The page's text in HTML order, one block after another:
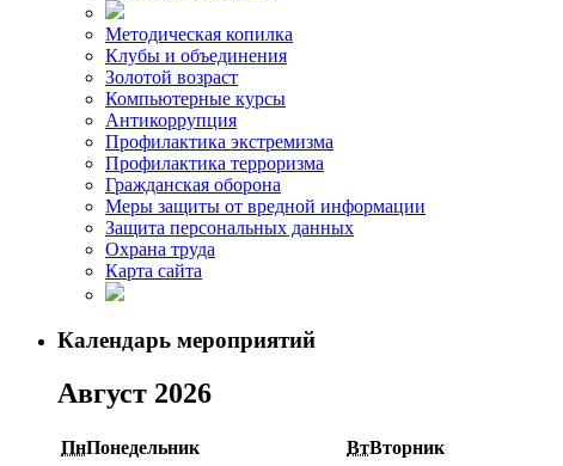
Методическая копилка
Клубы и объединения
Золотой возраст
Компьютерные курсы
Антикоррупция
Профилактика экстремизма
Профилактика терроризма
Гражданская оборона
Меры защиты от вредной информации
Защита персональных данных
Охрана труда
Карта сайта
Календарь мероприятий
Август 2026
ПнПонедельник ВтВторник